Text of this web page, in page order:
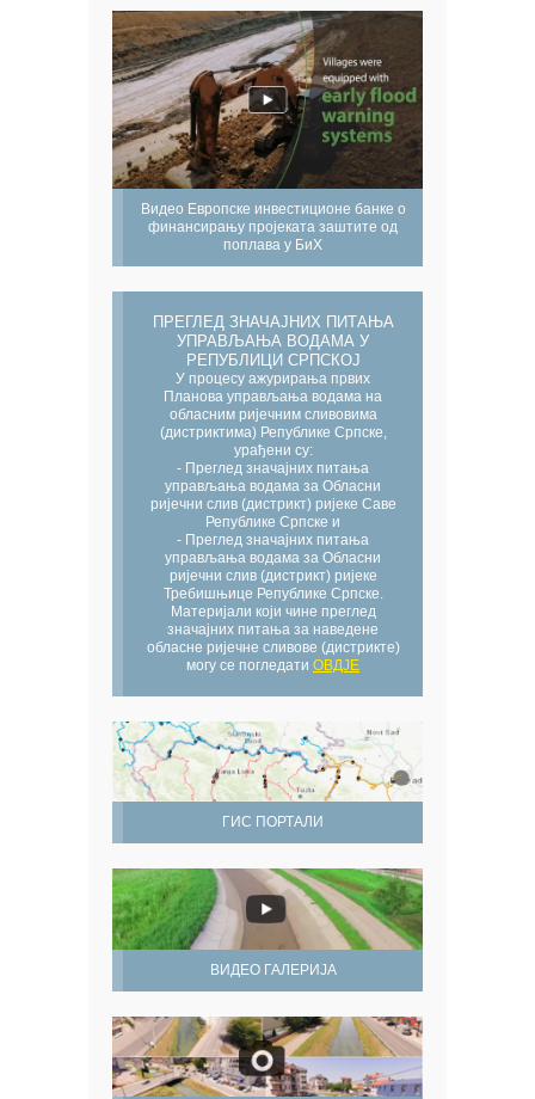
Видео Европске инвестиционе банке о
финансирању пројеката заштите од
поплава у БиХ
ПРЕГЛЕД ЗНАЧАЈНИХ ПИТАЊА
УПРАВЉАЊА ВОДАМА У
РЕПУБЛИЦИ СРПСКОЈ
У процесу ажурирања првих
Планова управљања водама на
обласним ријечним сливовима
(дистриктима) Републике Српске,
урађени су:
- Преглед значајних питања
управљања водама за Обласни
ријечни слив (дистрикт) ријеке Саве
Републике Српске и
- Преглед значајних питања
управљања водама за Обласни
ријечни слив (дистрикт) ријеке
Требишњице Републике Српске.
Материјали који чине преглед
значајних питања за наведене
обласне ријечне сливове (дистрикте)
могу се погледати ОВДЈЕ
ГИС ПОРТАЛИ
ВИДЕО ГАЛЕРИЈА